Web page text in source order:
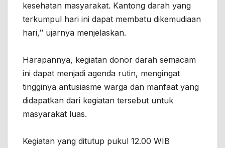
kesehatan masyarakat. Kantong darah yang
terkumpul hari ini dapat membatu dikemudiaan
hari,’’ ujarnya menjelaskan.
Harapannya, kegiatan donor darah semacam
ini dapat menjadi agenda rutin, mengingat
tingginya antusiasme warga dan manfaat yang
didapatkan dari kegiatan tersebut untuk
masyarakat luas.
Kegiatan yang ditutup pukul 12.00 WIB